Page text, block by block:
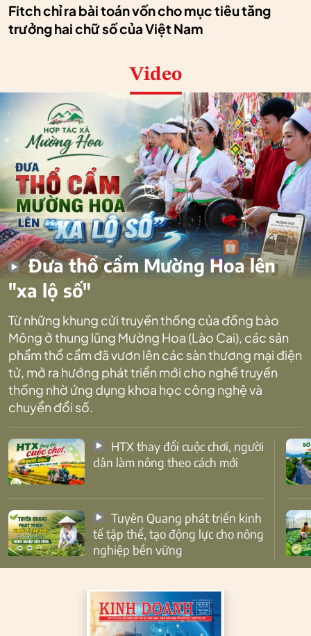
Fitch chỉ ra bài toán vốn cho mục tiêu tăng
trưởng hai chữ số của Việt Nam
Video
Đưa thổ cẩm Mường Hoa lên
"xa lộ số"
Từ những khung cửi truyền thống của đồng bào
Mông ở thung lũng Mường Hoa (Lào Cai), các sản
phẩm thổ cẩm đã vươn lên các sàn thương mại điện
tử, mở ra hướng phát triển mới cho nghề truyền
thống nhờ ứng dụng khoa học công nghệ và
chuyển đổi số.
dân làm nông theo cách mới
tế tập thể, tạo động lực cho nông
nghiệp bền vững